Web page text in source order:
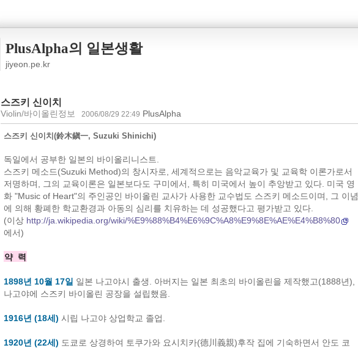
PlusAlpha의 일본생활
jiyeon.pe.kr
스즈키 신이치
Violin/바이올린정보 2006/08/29 22:49 PlusAlpha
스즈키 신이치(鈴木鎭一, Suzuki Shinichi)
독일에서 공부한 일본의 바이올리니스트.
스즈키 메소드(Suzuki Method)의 창시자로, 세계적으로는 음악교육가 및 교육학 이론가로서
저명하며, 그의 교육이론은 일본보다도 구미에서, 특히 미국에서 높이 추앙받고 있다. 미국 영
화 "Music of Heart"의 주인공인 바이올린 교사가 사용한 교수법도 스즈키 메소드이며, 그 이념
에 의해 황폐한 학교환경과 아동의 심리를 치유하는 데 성공했다고 평가받고 있다.
(이상 http://ja.wikipedia.org/wiki/%E9%88%B4%E6%9C%A8%E9%8E%AE%E4%B8%80
에서)
약 력
1898년 10월 17일 일본 나고야시 출생. 아버지는 일본 최초의 바이올린을 제작했고(1888년),
나고야에 스즈키 바이올린 공장을 설립했음.
1916년 (18세) 시립 나고야 상업학교 졸업.
1920년 (22세) 도쿄로 상경하여 토쿠가와 요시치카(德川義親)후작 집에 기숙하면서 안도 코